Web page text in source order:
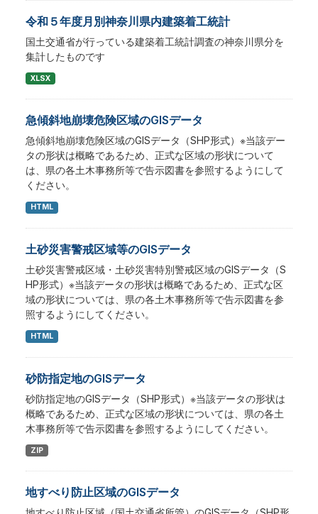
令和５年度月別神奈川県内建築着工統計
国土交通省が行っている建築着工統計調査の神奈川県分を
集計したものです
XLSX
急傾斜地崩壊危険区域のGISデータ
急傾斜地崩壊危険区域のGISデータ（SHP形式）※当該デー
タの形状は概略であるため、正式な区域の形状について
は、県の各土木事務所等で告示図書を参照するようにして
ください。
HTML
土砂災害警戒区域等のGISデータ
土砂災害警戒区域・土砂災害特別警戒区域のGISデータ（S
HP形式）※当該データの形状は概略であるため、正式な区
域の形状については、県の各土木事務所等で告示図書を参
照するようにしてください。
HTML
砂防指定地のGISデータ
砂防指定地のGISデータ（SHP形式）※当該データの形状は
概略であるため、正式な区域の形状については、県の各土
木事務所等で告示図書を参照するようにしてください。
ZIP
地すべり防止区域のGISデータ